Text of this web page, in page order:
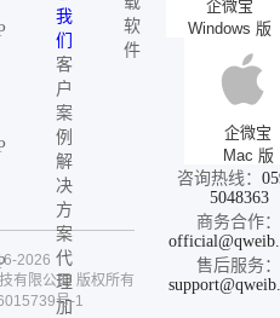
我
们
客
户
案
例
解
决
方
案
代
理
加
软
件
企微宝
Windows 版
企微宝
Mac 版
咨询热线：
5048363
商务合作：
售后服务：
2026
有限公司 版权所有
号-1